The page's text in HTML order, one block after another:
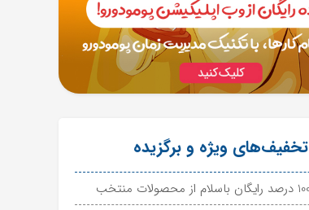
تخفیف‌های ویژه و برگزیده